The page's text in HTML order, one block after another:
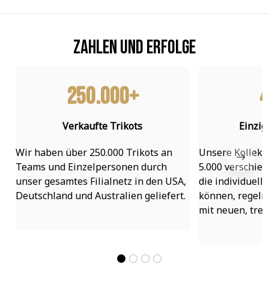
Zahlen und Erfolge
250.000+
Verkaufte Trikots
Wir haben über 250.000 Trikots an
Teams und Einzelpersonen durch
unser gesamtes Filialnetz in den USA,
Deutschland und Australien geliefert.
Unsere
5.000
die individuell
können,
mit neuen,